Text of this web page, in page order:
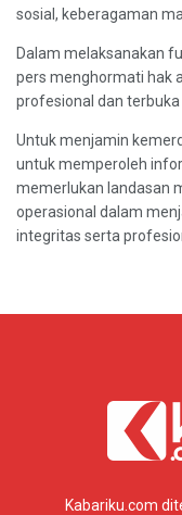
sosial, keberagaman
Dalam melaksanakan
pers menghormati hak
profesional dan
Untuk menjamin
untuk memperoleh
memerlukan landasan
operasional dalam
integritas serta
Kabariku.com